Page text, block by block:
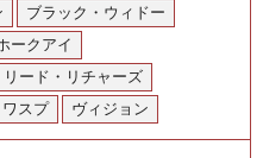
ブラック・ウィドー
ークアイ
リード・リチャーズ
ワスプ ヴィジョン